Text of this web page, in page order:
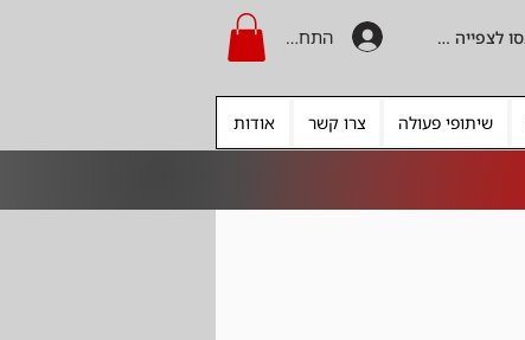
התחברות היכנסו לצפייה בקרדיט
שיתופי פעולה צרו קשר אודות